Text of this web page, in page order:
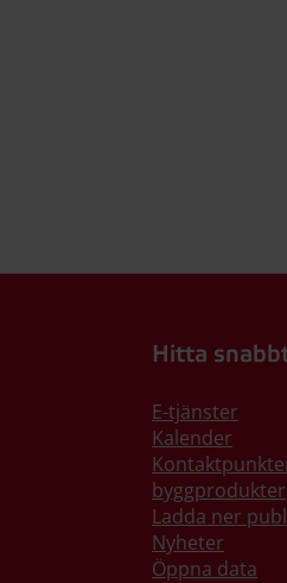
Hitta
E-tjänster
Kalender
byggprodukter
Ladda ner
Nyheter
Öppna data